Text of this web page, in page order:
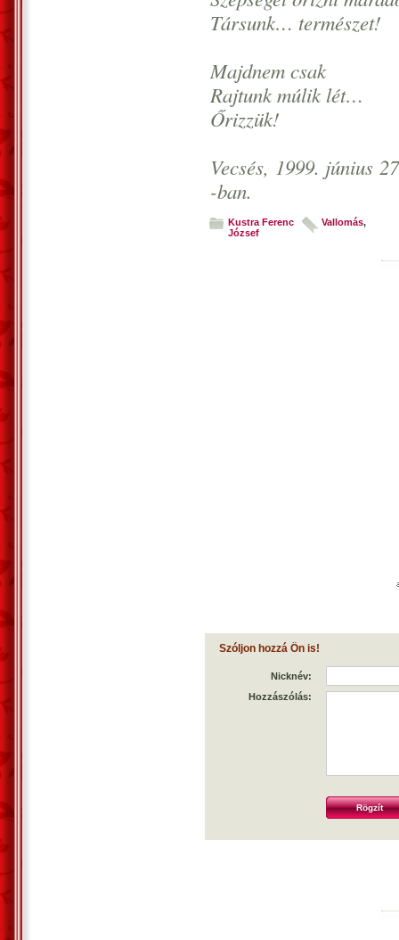
Társunk… természet!
Majdnem csak
Rajtunk múlik lét…
Őrizzük!
Vecsés, 1999. június
-ban.
Kustra Ferenc
József
Vallomás,
Szóljon hozzá Ön is!
Nicknév:
Hozzászólás: